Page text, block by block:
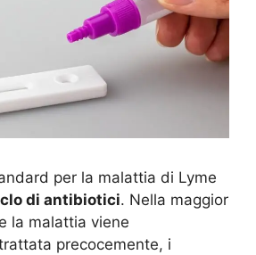
per la malattia di Lyme
di antibiotici. Nella maggior
la malattia viene
precocemente, i